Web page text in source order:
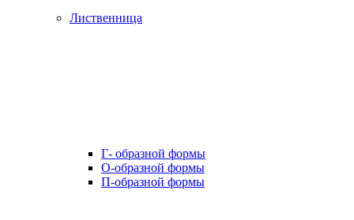
Лиственница
Г- образной формы
О-образной формы
П-образной формы